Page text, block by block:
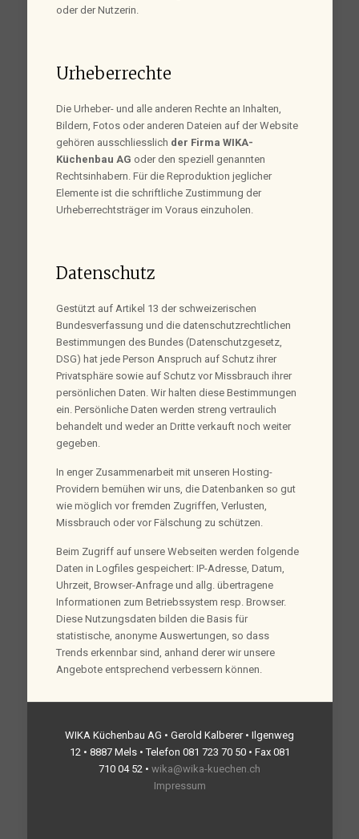
oder der Nutzerin.
Urheberrechte
Die Urheber- und alle anderen Rechte an Inhalten,
Bildern, Fotos oder anderen Dateien auf der Website
gehören ausschliesslich der Firma WIKA-
Küchenbau AG oder den speziell genannten
Rechtsinhabern. Für die Reproduktion jeglicher
Elemente ist die schriftliche Zustimmung der
Urheberrechtsträger im Voraus einzuholen.
Datenschutz
Gestützt auf Artikel 13 der schweizerischen
Bundesverfassung und die datenschutzrechtlichen
Bestimmungen des Bundes (Datenschutzgesetz,
DSG) hat jede Person Anspruch auf Schutz ihrer
Privatsphäre sowie auf Schutz vor Missbrauch ihrer
persönlichen Daten. Wir halten diese Bestimmungen
ein. Persönliche Daten werden streng vertraulich
behandelt und weder an Dritte verkauft noch weiter
gegeben.
In enger Zusammenarbeit mit unseren Hosting-
Providern bemühen wir uns, die Datenbanken so gut
wie möglich vor fremden Zugriffen, Verlusten,
Missbrauch oder vor Fälschung zu schützen.
Beim Zugriff auf unsere Webseiten werden folgende
Daten in Logfiles gespeichert: IP-Adresse, Datum,
Uhrzeit, Browser-Anfrage und allg. übertragene
Informationen zum Betriebssystem resp. Browser.
Diese Nutzungsdaten bilden die Basis für
statistische, anonyme Auswertungen, so dass
Trends erkennbar sind, anhand derer wir unsere
Angebote entsprechend verbessern können.
WIKA Küchenbau AG • Gerold Kalberer • Ilgenweg
12 • 8887 Mels • Telefon 081 723 70 50 • Fax 081
710 04 52 • wika@wika-kuechen.ch
Impressum